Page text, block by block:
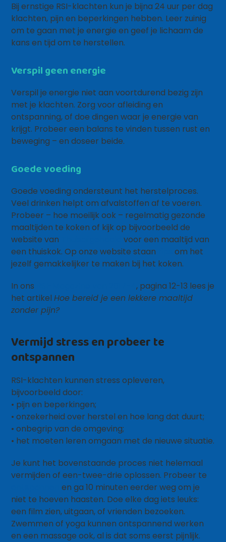
Bij ernstige RSI-klachten kun je bijna 24 uur per dag
klachten, pijn en beperkingen hebben. Leer zuinig
om te gaan met je energie en geef je lichaam de
kans en tijd om te herstellen.
Verspil geen energie
Verspil je energie niet aan voortdurend bezig zijn
met je klachten. Zorg voor afleiding en
ontspanning, of doe dingen waar je energie van
krijgt. Probeer een balans te vinden tussen rust en
beweging – en doseer beide.
Goede voeding
Goede voeding ondersteunt het herstelproces.
Veel drinken helpt om afvalstoffen af te voeren.
Probeer – hoe moeilijk ook – regelmatig gezonde
maaltijden te koken of kijk op bijvoorbeeld de
website van
voor een maaltijd van
een thuiskok. Op onze website staan
om het
jezelf gemakkelijker te maken bij het koken.
In ons
RSI-Magazine van 2017-4, pagina 12-13 lees je
het artikelHoe bereid je een lekkere maaltijd
zonder pijn?
Vermijd stress en probeer te
ontspannen
RSI-klachten kunnen stress opleveren,
bijvoorbeeld door:
• pijn en beperkingen;
• onzekerheid over herstel en hoe lang dat duurt;
• onbegrip van de omgeving;
• het moeten leren omgaan met de nieuwe situatie.
Je kunt het bovenstaande proces niet helemaal
vermijden of een-twee-drie oplossen. Probeer te
en ga 10 minuten eerder weg om je
niet te hoeven haasten. Doe elke dag iets leuks:
een film zien, uitgaan, of vrienden bezoeken.
Zwemmen of yoga kunnen ontspannend werken
en een massage ook, al is dat soms eerst pijnlijk.